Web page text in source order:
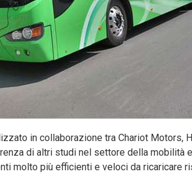
in collaborazione tra Chariot Motors,
di altri studi nel settore della mobilità
molto più efficienti e veloci da ricaricare